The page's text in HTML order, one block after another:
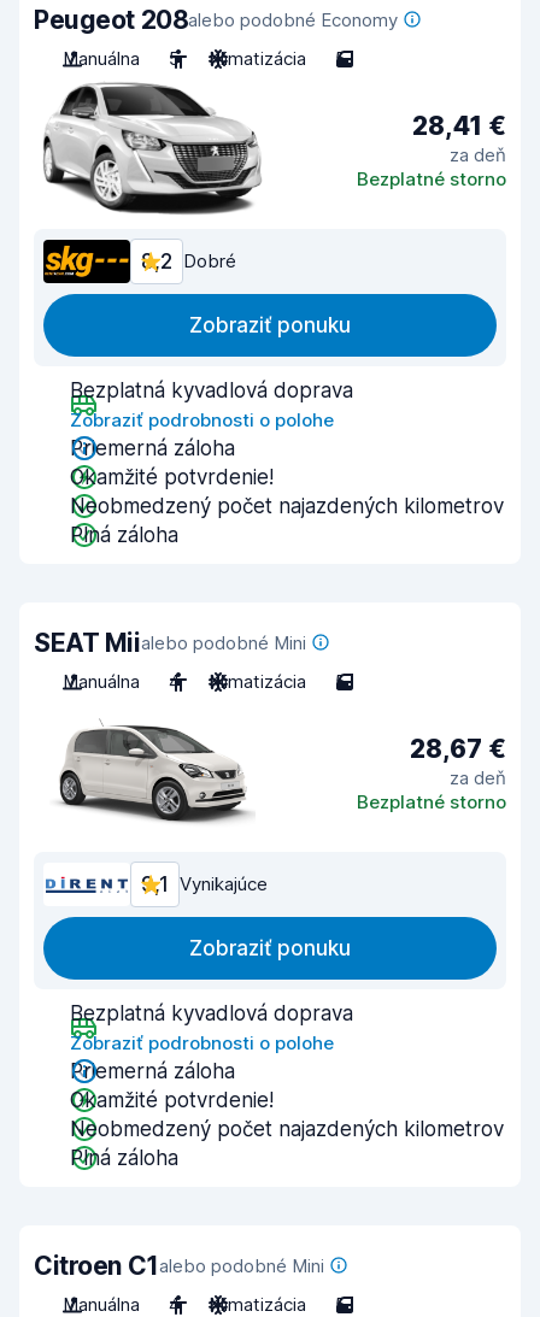
Peugeot 208alebo podobné Economy
Manuálna
5 Klimatizácia 5
28,41 €
za deň
Bezplatné storno
8,2 Dobré
Zobraziť ponuku
Bezplatná kyvadlová doprava
Zobraziť podrobnosti o polohe
Priemerná záloha
Okamžité potvrdenie!
Neobmedzený počet najazdených kilometrov
Plná záloha
SEAT Miialebo podobné Mini
Manuálna
4 Klimatizácia 5
28,67 €
za deň
Bezplatné storno
9,1 Vynikajúce
Zobraziť ponuku
Bezplatná kyvadlová doprava
Zobraziť podrobnosti o polohe
Priemerná záloha
Okamžité potvrdenie!
Neobmedzený počet najazdených kilometrov
Plná záloha
Citroen C1alebo podobné Mini
Manuálna
4 Klimatizácia 5